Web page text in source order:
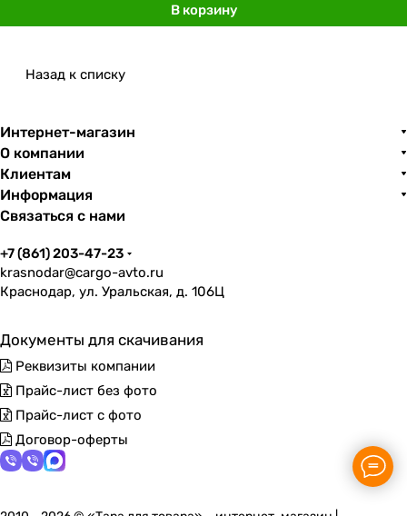
В корзину
Назад к списку
Интернет-магазин
О компании
Клиентам
Информация
Связаться с нами
+7 (861) 203-47-23
krasnodar@cargo-avto.ru
Краснодар, ул. Уральская, д. 106Ц
Документы для скачивания
Реквизиты компании
Прайс-лист без фото
Прайс-лист с фото
Договор-оферты